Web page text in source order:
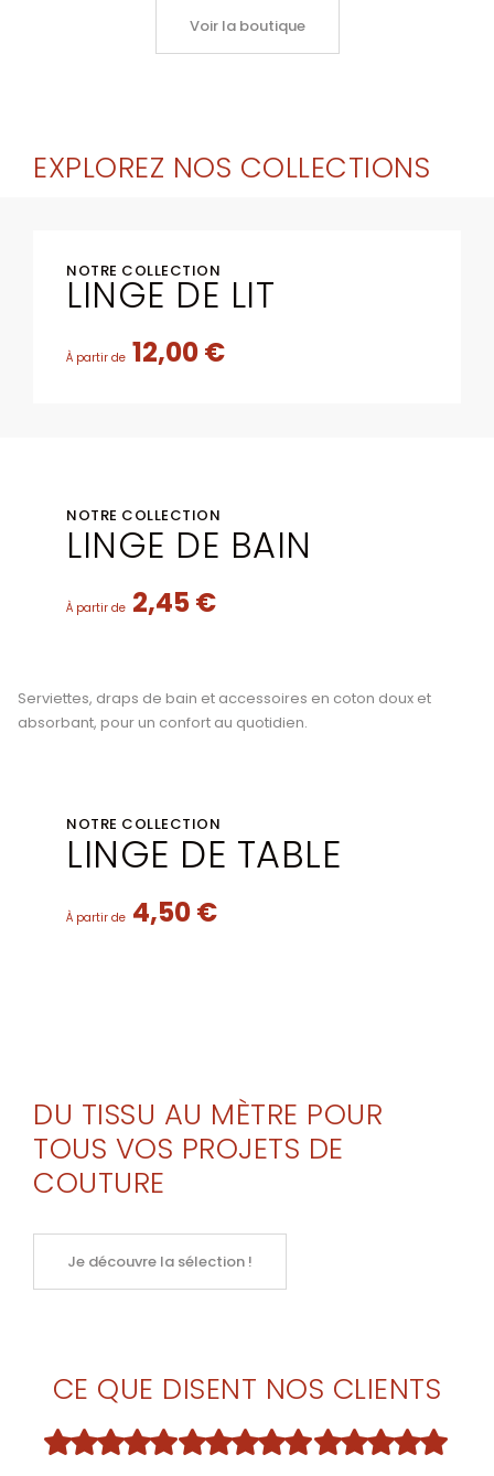
Voir la boutique
EXPLOREZ NOS COLLECTIONS
NOTRE COLLECTION
LINGE DE LIT
À partir de 12,00 €
NOTRE COLLECTION
LINGE DE BAIN
À partir de 2,45 €
Serviettes, draps de bain et accessoires en coton doux et
absorbant, pour un confort au quotidien.
NOTRE COLLECTION
LINGE DE TABLE
À partir de 4,50 €
DU TISSU AU MÈTRE POUR
TOUS VOS PROJETS DE
COUTURE
Je découvre la sélection !
CE QUE DISENT NOS CLIENTS